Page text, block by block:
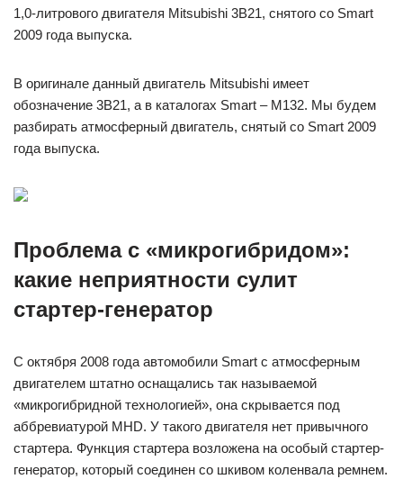
1,0-литрового двигателя Mitsubishi 3B21, снятого со Smart
2009 года выпуска.
В оригинале данный двигатель Mitsubishi имеет
обозначение 3B21, а в каталогах Smart – M132. Мы будем
разбирать атмосферный двигатель, снятый со Smart 2009
года выпуска.
Проблема с «микрогибридом»:
какие неприятности сулит
стартер-генератор
С октября 2008 года автомобили Smart с атмосферным
двигателем штатно оснащались так называемой
«микрогибридной технологией», она скрывается под
аббревиатурой MHD. У такого двигателя нет привычного
стартера. Функция стартера возложена на особый стартер-
генератор, который соединен со шкивом коленвала ремнем.